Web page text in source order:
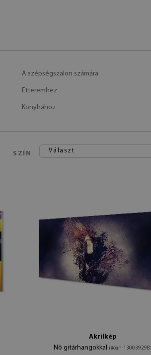
A szépségszalon számára
Étteremhez
Konyhához
SZÍN Választ
Akrilkép
Nő gitárhangokkal (#oah-130039298)